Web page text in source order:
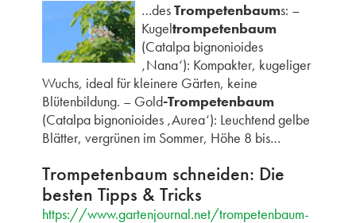
…desTrompetenbaums: –
Kugeltrompetenbaum
(Catalpa bignonioides
‚Nana‘): Kompakter, kugeliger
Wuchs, ideal für kleinere Gärten, keine
Blütenbildung. – Gold-Trompetenbaum
(Catalpa bignonioides ‚Aurea‘): Leuchtend gelbe
Blätter, vergrünen im Sommer, Höhe 8 bis…
Trompetenbaum schneiden: Die
besten Tipps & Tricks
https://www.gartenjournal.net/trompetenbaum-